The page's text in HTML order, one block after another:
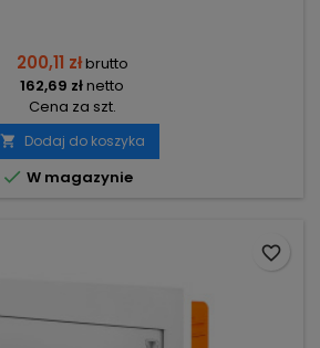
200,11 złbrutto
162,69 złnetto
Cena za szt.
 Dodaj do koszyka
 W magazynie
favorite_border